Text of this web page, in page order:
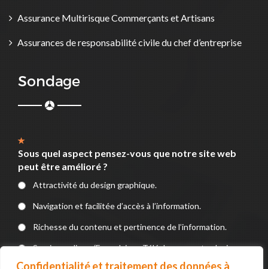
Confidentialité et traitement des données à
Assurance Multirisque Commerçants et Artisans
Assurances de responsabilité civile du chef d’entreprise
Sondage
Sous quel aspect pensez-vous que notre site web
peut être amélioré ?
Attractivité du design graphique.
Navigation et facilitée d’accès à l’information.
Richesse du contenu et pertinence de l’information.
Service en ligne (Formulaires, Téléchargements, devis, e-
paiement).